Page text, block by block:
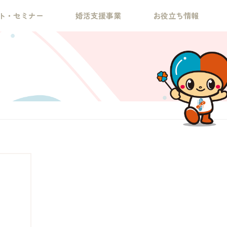
・セミナー 婚活支援事業 お役立ち情報